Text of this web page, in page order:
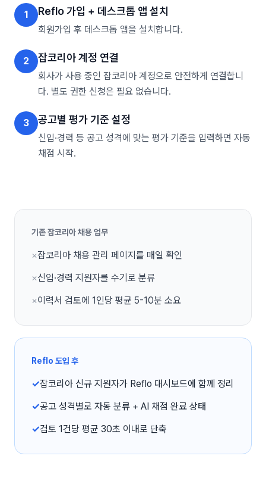
1 Reflo 가입 + 데스크톱 앱 설치
회원가입 후 데스크톱 앱을 설치합니다.
2 잡코리아 계정 연결
회사가 사용 중인 잡코리아 계정으로 안전하게 연결합니
다. 별도 권한 신청은 필요 없습니다.
3 공고별 평가 기준 설정
신입·경력 등 공고 성격에 맞는 평가 기준을 입력하면 자동
채점 시작.
기존잡코리아채용 업무
×잡코리아 채용 관리 페이지를 매일 확인
×신입·경력 지원자를 수기로 분류
×이력서 검토에 1인당 평균 5-10분 소요
Reflo 도입 후
✓잡코리아 신규 지원자가 Reflo 대시보드에 함께 정리
✓공고 성격별로 자동 분류 + AI 채점 완료 상태
✓검토 1건당 평균 30초 이내로 단축